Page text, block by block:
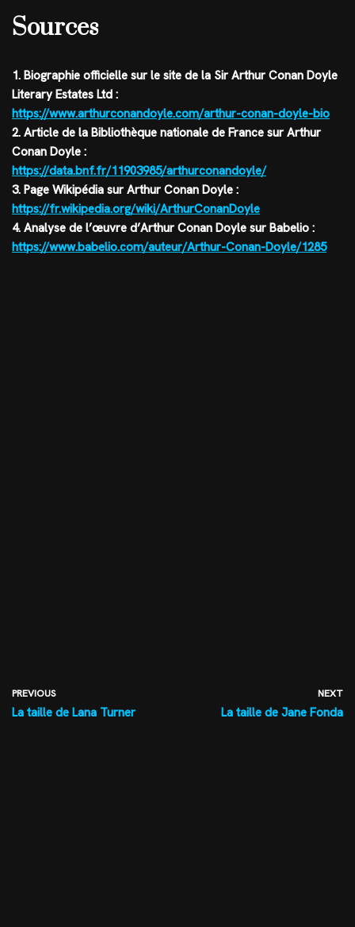
Sources
1. Biographie officielle sur le site de la Sir Arthur Conan Doyle
Literary Estates Ltd :
https://www.arthurconandoyle.com/arthur-conan-doyle-bio
2. Article de la Bibliothèque nationale de France sur Arthur
Conan Doyle :
https://data.bnf.fr/11903985/arthurconandoyle/
3. Page Wikipédia sur Arthur Conan Doyle :
https://fr.wikipedia.org/wiki/ArthurConanDoyle
4. Analyse de l’œuvre d’Arthur Conan Doyle sur Babelio :
https://www.babelio.com/auteur/Arthur-Conan-Doyle/1285
PREVIOUS
La taille de Lana Turner
NEXT
La taille de Jane Fonda